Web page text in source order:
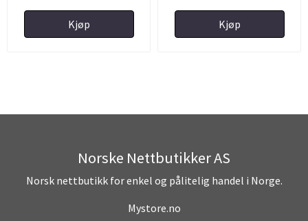
Kjøp Kjøp
Norske Nettbutikker AS
Norsk nettbutikk for enkel og pålitelig handel i Norge.
Mystore.no